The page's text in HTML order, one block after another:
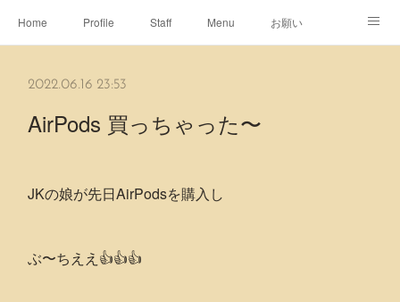
Home Profile Staff Menu お願い
2022.06.16 23:53
AirPods 買っちゃった〜
JKの娘が先日AirPodsを購入し
ぶ〜ちええ👍👍👍